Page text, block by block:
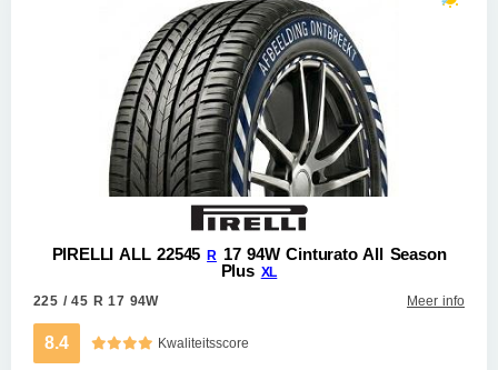
PIRELLI ALL 22545R 17 94W Cinturato All Season
Plus XL
225 / 45 R 17 94W
Meer info
8.4 Kwaliteitsscore